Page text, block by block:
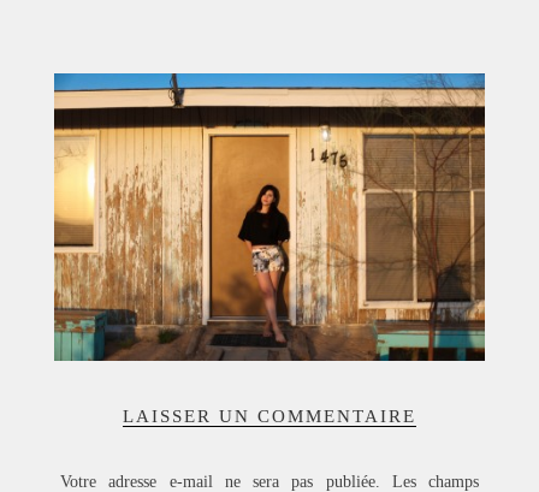
VOYAGES
RECHERCHE
ARCHIVES
LAISSER UN COMMENTAIRE
Votre adresse e-mail ne sera pas publiée.
Les champs